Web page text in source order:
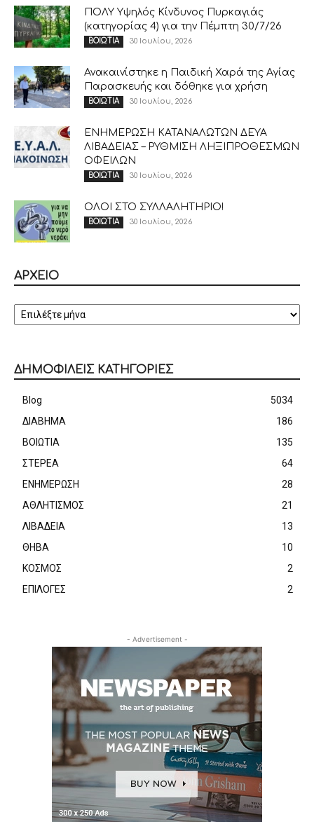
ΠΟΛΥ Υψηλός Κίνδυνος Πυρκαγιάς
(κατηγορίας 4) για την Πέμπτη 30/7/26
ΒΟΙΩΤΙΑ 30 Ιουλίου, 2026
Ανακαινίστηκε η Παιδική Χαρά της Αγίας
Παρασκευής και δόθηκε για χρήση
ΒΟΙΩΤΙΑ 30 Ιουλίου, 2026
ΕΝΗΜΕΡΩΣΗ ΚΑΤΑΝΑΛΩΤΩΝ ΔΕΥΑ
ΛΙΒΑΔΕΙΑΣ – ΡΥΘΜΙΣΗ ΛΗΞΙΠΡΟΘΕΣΜΩΝ
ΟΦΕΙΛΩΝ
ΒΟΙΩΤΙΑ 30 Ιουλίου, 2026
ΟΛΟΙ ΣΤΟ ΣΥΛΛΑΛΗΤΗΡΙΟ!
ΒΟΙΩΤΙΑ 30 Ιουλίου, 2026
ΑΡΧΕΙΟ
ΔΗΜΟΦΙΛΕΙΣ ΚΑΤΗΓΟΡΙΕΣ
Blog
5034
ΔΙΑΒΗΜΑ
186
ΒΟΙΩΤΙΑ
135
ΣΤΕΡΕΑ
64
ΕΝΗΜΕΡΩΣΗ
28
ΑΘΛΗΤΙΣΜΟΣ
21
ΛΙΒΑΔΕΙΑ
13
ΘΗΒΑ
10
ΚΟΣΜΟΣ
2
ΕΠΙΛΟΓΕΣ
2
- Advertisement -